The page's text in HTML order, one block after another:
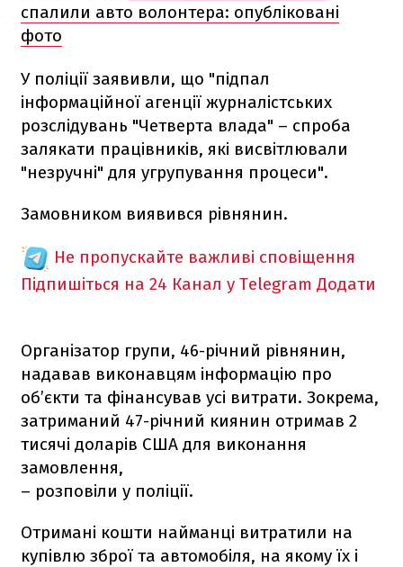
спалили авто волонтера: опубліковані
фото
У поліції заявивли, що "підпал
інформаційної агенції журналістських
розслідувань "Четверта влада" – спроба
залякати працівників, які висвітлювали
"незручні" для угрупування процеси".
Замовником виявився рівнянин.
Не пропускайте важливі сповіщення
Підпишіться на 24 Канал у Telegram Додати
Організатор групи, 46-річний рівнянин,
надавав виконавцям інформацію про
об’єкти та фінансував усі витрати. Зокрема,
затриманий 47-річний киянин отримав 2
тисячі доларів США для виконання
замовлення,
– розповіли у поліції.
Отримані кошти найманці витратили на
купівлю зброї та автомобіля, на якому їх і